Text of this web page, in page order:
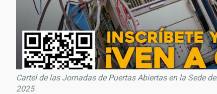
Cartel de las Jornadas de Puertas Abiertas en la Sede
2025